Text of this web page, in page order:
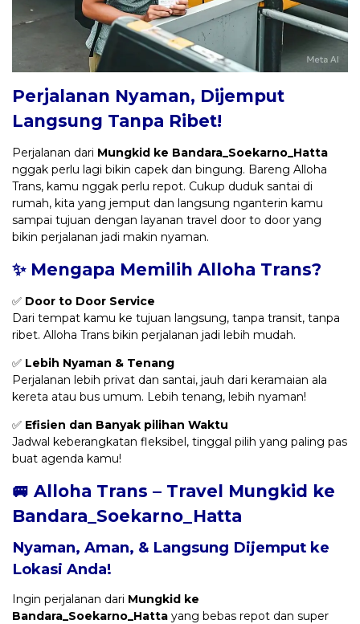
Perjalanan Nyaman, Dijemput
Langsung Tanpa Ribet!
Perjalanan dari Mungkid ke Bandara_Soekarno_Hatta
nggak perlu lagi bikin capek dan bingung. Bareng Alloha
Trans, kamu nggak perlu repot. Cukup duduk santai di
rumah, kita yang jemput dan langsung nganterin kamu
sampai tujuan dengan layanan travel door to door yang
bikin perjalanan jadi makin nyaman.
✨ Mengapa Memilih Alloha Trans?
✅ Door to Door Service
Dari tempat kamu ke tujuan langsung, tanpa transit, tanpa
ribet. Alloha Trans bikin perjalanan jadi lebih mudah.
✅ Lebih Nyaman & Tenang
Perjalanan lebih privat dan santai, jauh dari keramaian ala
kereta atau bus umum. Lebih tenang, lebih nyaman!
✅ Efisien dan Banyak pilihan Waktu
Jadwal keberangkatan fleksibel, tinggal pilih yang paling pas
buat agenda kamu!
🚐 Alloha Trans – Travel Mungkid ke
Bandara_Soekarno_Hatta
Nyaman, Aman, & Langsung Dijemput ke
Lokasi Anda!
Ingin perjalanan dari Mungkid ke
Bandara_Soekarno_Hatta yang bebas repot dan super